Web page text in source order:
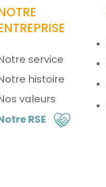
service
histoire
valeurs
RSE